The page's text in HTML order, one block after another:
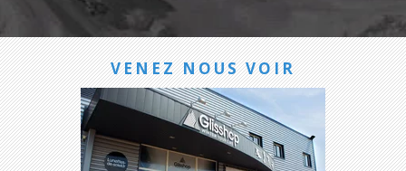
VENEZ NOUS VOIR